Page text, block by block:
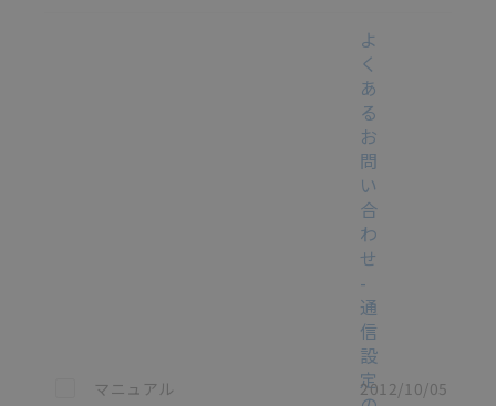
この資料を選択
マニュアル
よ
く
あ
る
お
問
い
合
わ
せ
-
通
信
設
定
2012/10/05